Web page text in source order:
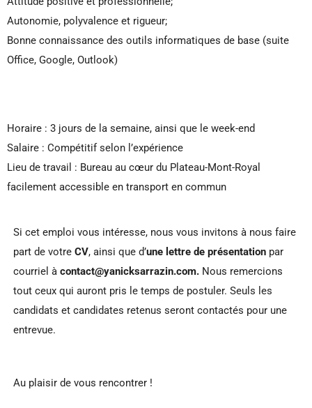
Autonomie, polyvalence et rigueur;
Bonne connaissance des outils informatiques de base (suite
Office, Google, Outlook)
Horaire : 3 jours de la semaine, ainsi que le week-end
Salaire : Compétitif selon l’expérience
Lieu de travail : Bureau au cœur du Plateau-Mont-Royal
facilement accessible en transport en commun
Si cet emploi vous intéresse, nous vous invitons à nous faire
part de votre CV, ainsi que d’une lettre de présentation par
courriel à contact@yanicksarrazin.com. Nous remercions
tout ceux qui auront pris le temps de postuler. Seuls les
candidats et candidates retenus seront contactés pour une
entrevue.
Au plaisir de vous rencontrer !